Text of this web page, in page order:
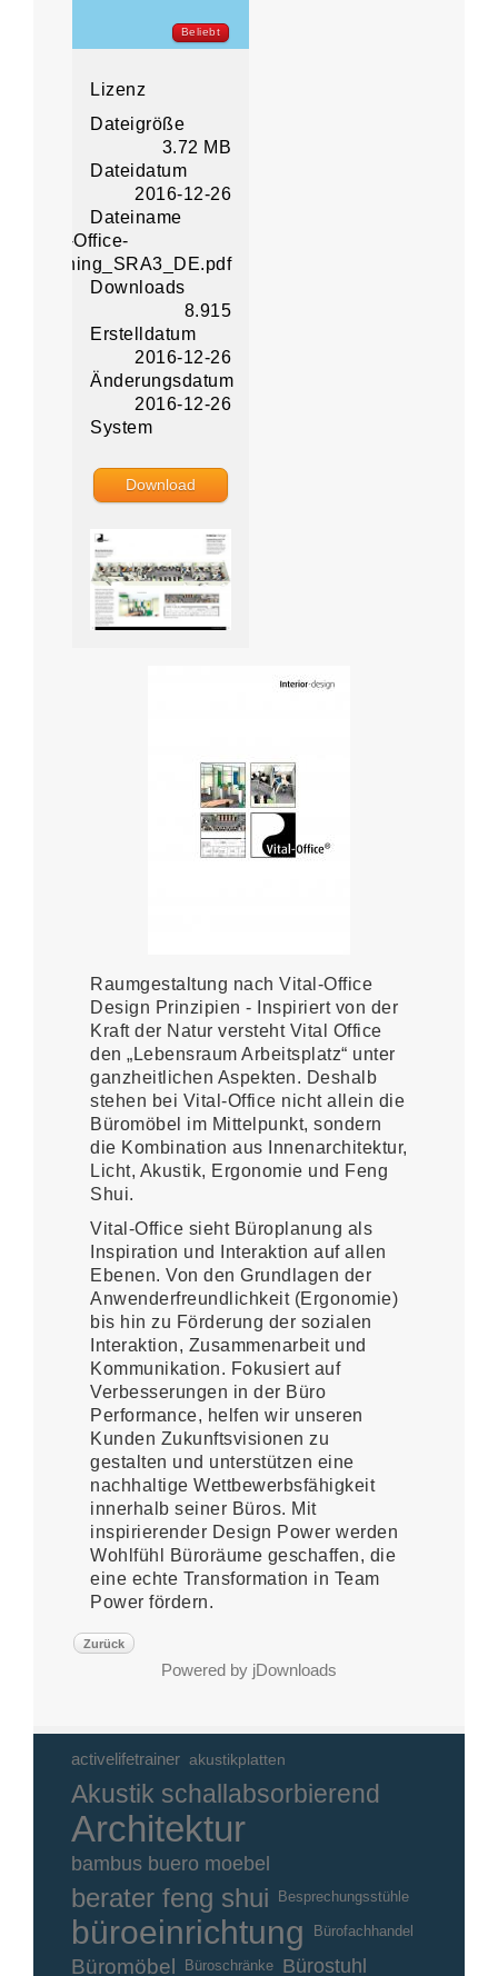
Beliebt
Lizenz
Dateigröße
3.72 MB
Dateidatum
2016-12-26
Dateiname
Vital-Office-
planning_SRA3_DE.pdf
Downloads
8.915
Erstelldatum
2016-12-26
Änderungsdatum
2016-12-26
System
Download
Raumgestaltung nach Vital-Office
Design Prinzipien - Inspiriert von der
Kraft der Natur versteht Vital Office
den „Lebensraum Arbeitsplatz“ unter
ganzheitlichen Aspekten. Deshalb
stehen bei Vital-Office nicht allein die
Büromöbel im Mittelpunkt, sondern
die Kombination aus Innenarchitektur,
Licht, Akustik, Ergonomie und Feng
Shui.
Vital-Office sieht Büroplanung als
Inspiration und Interaktion auf allen
Ebenen. Von den Grundlagen der
Anwenderfreundlichkeit (Ergonomie)
bis hin zu Förderung der sozialen
Interaktion, Zusammenarbeit und
Kommunikation. Fokusiert auf
Verbesserungen in der Büro
Performance, helfen wir unseren
Kunden Zukunftsvisionen zu
gestalten und unterstützen eine
nachhaltige Wettbewerbsfähigkeit
innerhalb seiner Büros. Mit
inspirierender Design Power werden
Wohlfühl Büroräume geschaffen, die
eine echte Transformation in Team
Power fördern.
Zurück
Powered by jDownloads
activelifetrainer akustikplatten
Akustik schallabsorbierend
Architektur
bambus buero moebel
berater feng shui Besprechungsstühle
büroeinrichtung Bürofachhandel
Büromöbel Büroschränke Bürostuhl